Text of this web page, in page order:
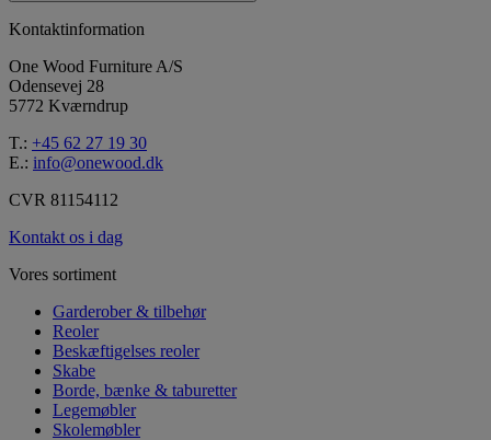
Kontaktinformation
One Wood Furniture A/S
Odensevej 28
5772 Kværndrup
T.: +45 62 27 19 30
E.: info@onewood.dk
CVR 81154112
Kontakt os i dag
Vores sortiment
Garderober & tilbehør
Reoler
Beskæftigelses reoler
Skabe
Borde, bænke & taburetter
Legemøbler
Skolemøbler